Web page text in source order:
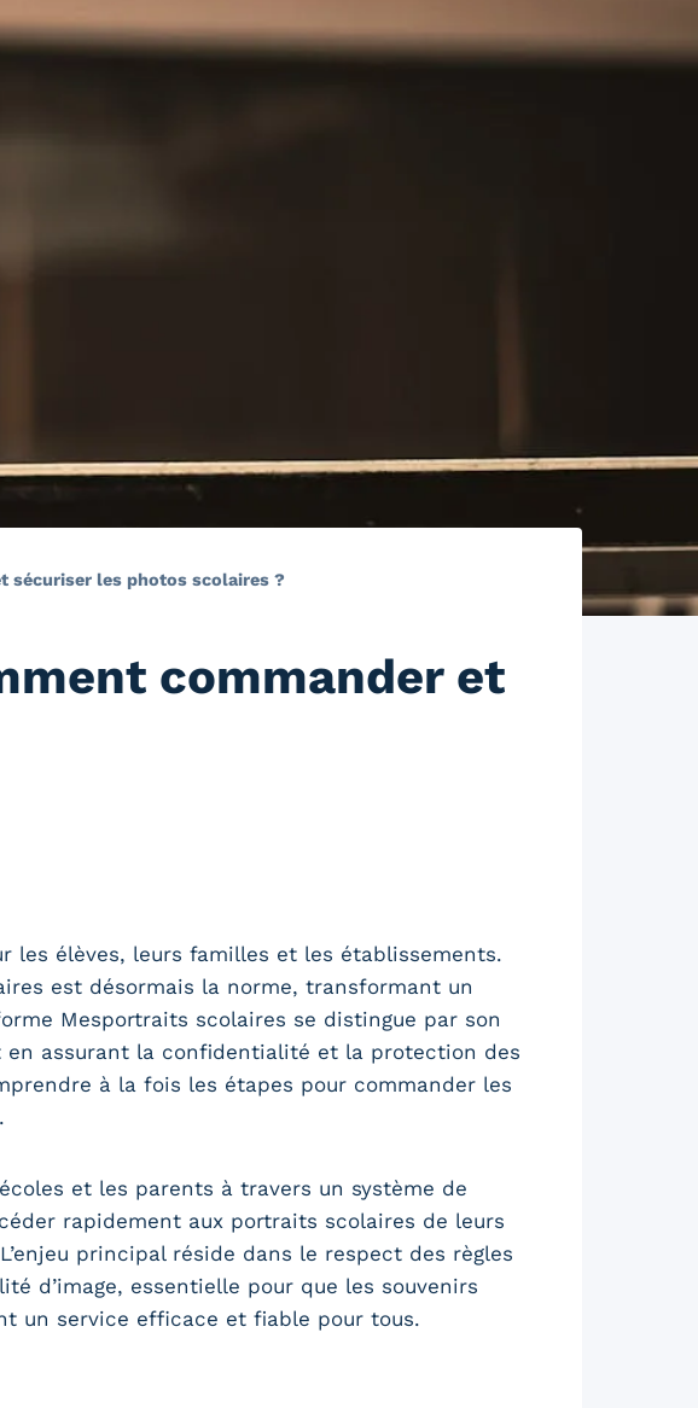
sécuriser les photos scolaires ?
commander et
les élèves, leurs familles et les établissements.
est désormais la norme, transformant un
Mesportraits scolaires se distingue par son
assurant la confidentialité et la protection des
à la fois les étapes pour commander les
et les parents à travers un système de
rapidement aux portraits scolaires de leurs
principal réside dans le respect des règles
d’image, essentielle pour que les souvenirs
un service efficace et fiable pour tous.